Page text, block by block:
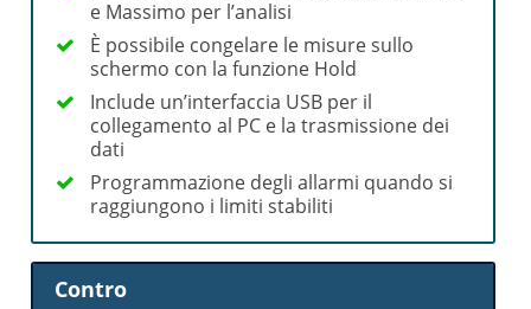
e Massimo per l’analisi
È possibile congelare le misure sullo
schermo con la funzione Hold
Include un’interfaccia USB per il
collegamento al PC e la trasmissione dei
dati
Programmazione degli allarmi quando si
raggiungono i limiti stabiliti
Contro